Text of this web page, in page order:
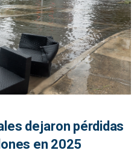
dejaron pérdidas
en 2025